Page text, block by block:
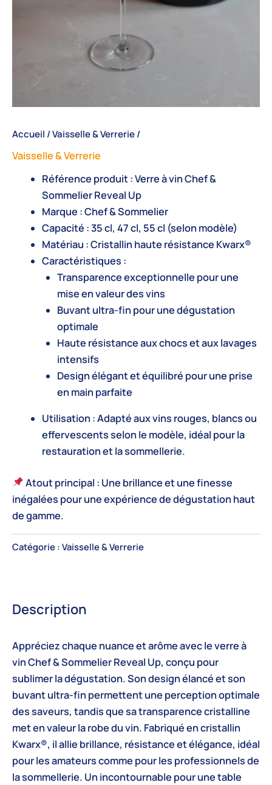
Accueil /Vaisselle & Verrerie/
Vaisselle & Verrerie
Référence produit :Verre à vin Chef &
Sommelier Reveal Up
Marque :Chef & Sommelier
Capacité :35 cl, 47 cl, 55 cl (selon modèle)
Matériau :Cristallin haute résistance Kwarx®
Caractéristiques :
Transparence exceptionnelle pour une
mise en valeur des vins
Buvant ultra-fin pour une dégustation
optimale
Haute résistance aux chocs et aux lavages
intensifs
Design élégant et équilibré pour une prise
en main parfaite
Utilisation :Adapté aux vins rouges, blancs ou
effervescents selon le modèle, idéal pour la
restauration et la sommellerie.
Atout principal : Une brillance et une finesse
inégalées pour une expérience de dégustation haut
de gamme.
Catégorie : Vaisselle & Verrerie
Description
Appréciez chaque nuance et arôme avec leverre à
vin Chef & Sommelier Reveal Up, conçu pour
sublimer la dégustation. Son design élancé et son
buvant ultra-fin permettent une perception optimale
des saveurs, tandis que sa transparence cristalline
met en valeur la robe du vin. Fabriqué encristallin
Kwarx®, il allie brillance, résistance et élégance, idéal
pour les amateurs comme pour les professionnels de
la sommellerie. Un incontournable pour une table